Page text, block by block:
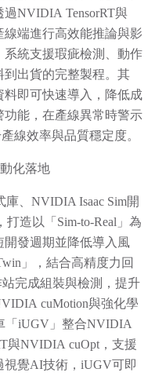
NVIDIA TensorRT與
線端進行高效能推論與影
統支援瑕疵檢測、動作
出貨的完整製程。其
即可快速導入，降低成
能，在產線異常時警示
線效率與品質穩定度。
化落地
、NVIDIA Isaac Sim開
造以「Sim-to-Real」為
發週期並降低導入風
」，結合高精度力回
完成組裝與檢測，提升
cuMotion與強化學
「iUGV」整合NVIDIA
與NVIDIA cuOpt，支援
視覺AI技術，iUGV可即